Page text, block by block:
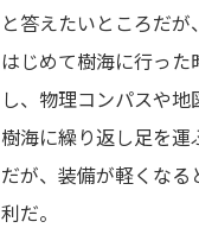
と答えたいところだが
はじめて樹海に行っ
し、物理コンパスや
樹海に繰り返し足を
だが、装備が軽くな
利だ。